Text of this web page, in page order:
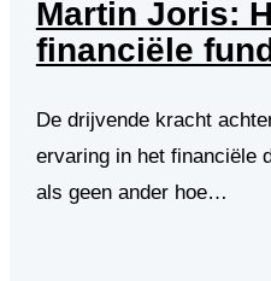
Martin Joris:
financiële
De drijvende kracht
ervaring in het financiële
als geen ander hoe…